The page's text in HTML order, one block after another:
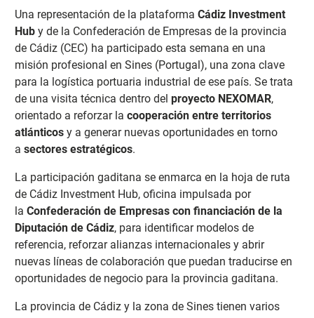
Una representación de la plataforma Cádiz Investment
Huby de la Confederación de Empresas de la provincia
de Cádiz (CEC) ha participado esta semana en una
misión profesional en Sines (Portugal), una zona clave
para la logística portuaria industrial de ese país. Se trata
de una visita técnica dentro del proyecto NEXOMAR,
orientado a reforzar la cooperación entre territorios
atlánticosy a generar nuevas oportunidades en torno
a sectores estratégicos.
La participación gaditana se enmarca en la hoja de ruta
de Cádiz Investment Hub, oficina impulsada por
la Confederación de Empresas con financiación de la
Diputación de Cádiz, para identificar modelos de
referencia, reforzar alianzas internacionales y abrir
nuevas líneas de colaboración que puedan traducirse en
oportunidades de negocio para la provincia gaditana.
La provincia de Cádiz y la zona de Sines tienen varios